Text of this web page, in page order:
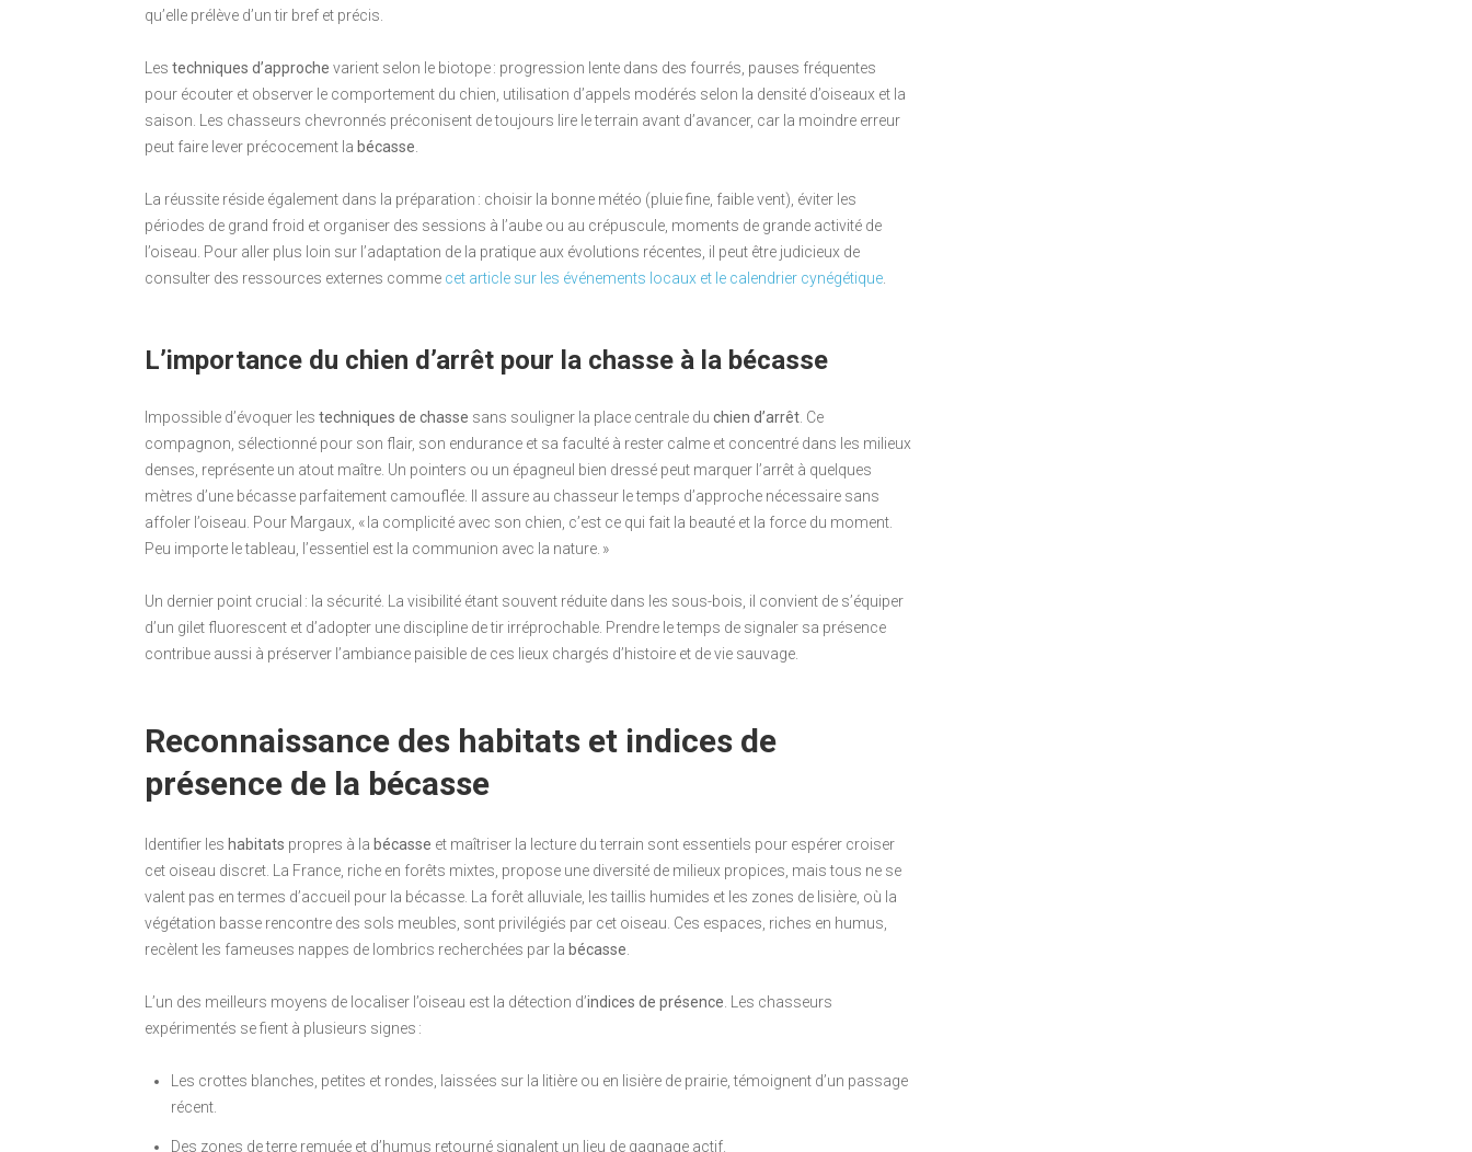
qu’elle prélève d’un tir bref et précis.
Les techniques d’approche varient selon le biotope : progression lente dans des fourrés, pauses fréquentes
pour écouter et observer le comportement du chien, utilisation d’appels modérés selon la densité d’oiseaux et la
saison. Les chasseurs chevronnés préconisent de toujours lire le terrain avant d’avancer, car la moindre erreur
peut faire lever précocement la bécasse
La réussite réside également dans la préparation : choisir la bonne météo (pluie fine, faible vent), éviter les
périodes de grand froid et organiser des sessions à l’aube ou au crépuscule, moments de grande activité de
l’oiseau. Pour aller plus loin sur l’adaptation de la pratique aux évolutions récentes, il peut être judicieux de
consulter des ressources externes comme cet article sur les événements locaux et le calendrier cynégétique
L’importance du chien d’arrêt pour la chasse à la bécasse
Impossible d’évoquer les techniques de chasse sans souligner la place centrale du chien d’arrêt . Ce
compagnon, sélectionné pour son flair, son endurance et sa faculté à rester calme et concentré dans les milieux
denses, représente un atout maître. Un pointers ou un épagneul bien dressé peut marquer l’arrêt à quelques
mètres d’une bécasse parfaitement camouflée. Il assure au chasseur le temps d’approche nécessaire sans
affoler l’oiseau. Pour Margaux, « la complicité avec son chien, c’est ce qui fait la beauté et la force du moment.
Peu importe le tableau, l’essentiel est la communion avec la nature. »
Un dernier point crucial : la sécurité. La visibilité étant souvent réduite dans les sous-bois, il convient de s’équiper
d’un gilet fluorescent et d’adopter une discipline de tir irréprochable. Prendre le temps de signaler sa présence
contribue aussi à préserver l’ambiance paisible de ces lieux chargés d’histoire et de vie sauvage.
Reconnaissance des habitats et indices de
présence de la bécasse
Identifier les habitats propres à la bécasse et maîtriser la lecture du terrain sont essentiels pour espérer croiser
cet oiseau discret. La France, riche en forêts mixtes, propose une diversité de milieux propices, mais tous ne se
valent pas en termes d’accueil pour la bécasse. La forêt alluviale, les taillis humides et les zones de lisière, où la
végétation basse rencontre des sols meubles, sont privilégiés par cet oiseau. Ces espaces, riches en humus,
recèlent les fameuses nappes de lombrics recherchées par la bécasse
L’un des meilleurs moyens de localiser l’oiseau est la détection d’indices de présence . Les chasseurs
expérimentés se fient à plusieurs signes :
Les crottes blanches, petites et rondes, laissées sur la litière ou en lisière de prairie, témoignent d’un passage
récent.
Des zones de terre remuée et d’humus retourné signalent un lieu de gagnage actif.